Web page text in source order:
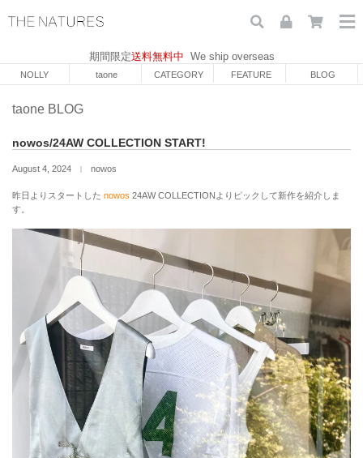
期間限定送料無料中 We ship overseas
NOLLY taone CATEGORY FEATURE BLOG
taone BLOG
nowos/24AW COLLECTION START!
August 4, 2024 nowos
昨日よりスタートした nowos 24AW COLLECTIONよりピックして新作を紹介しま
す。